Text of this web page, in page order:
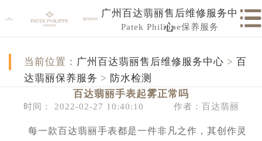
广州百达翡丽售后维修服务中
心
Patek Philippe保养服务
当前位置： 广州百达翡丽售后维修服务中心 > 百
达翡丽保养服务 > 防水检测
百达翡丽手表起雾正常吗
时间： 2022-02-27 10:40:10 作者：百达翡丽
每一款百达翡丽手表都是一件非凡之作，其创作灵